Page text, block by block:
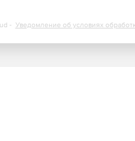
- Уведомление об условиях